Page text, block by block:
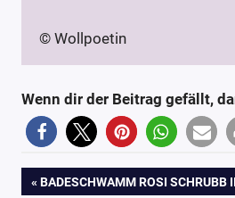
© Wollpoetin
Wenn dir der Beitrag gefällt,
3
Beitragsnavigation
VORHERIGER
BADESCHWAMM ROSI SCHRUBB II